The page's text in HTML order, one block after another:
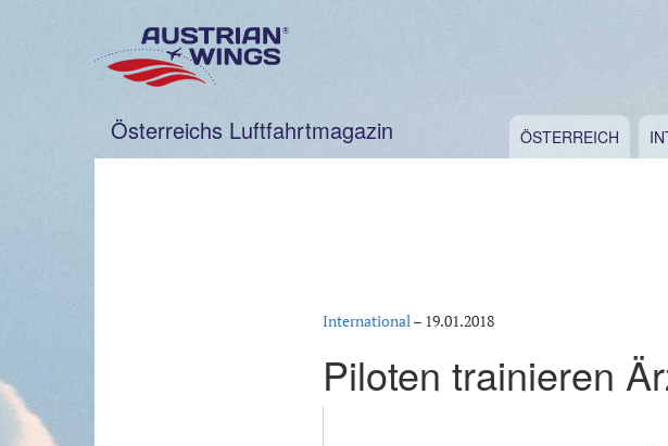
Österreichs Luftfahrtmagazin ÖSTERREICH
International– 19.01.2018
Piloten trainieren